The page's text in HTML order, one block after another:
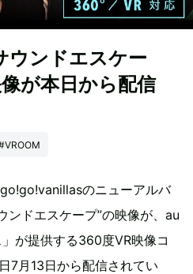
ンドエスケー
が本日から配信
のニューアルバ
ンドエスケープ”の映像が、au
が提供する360度VR映像コ
7月13日から配信されてい